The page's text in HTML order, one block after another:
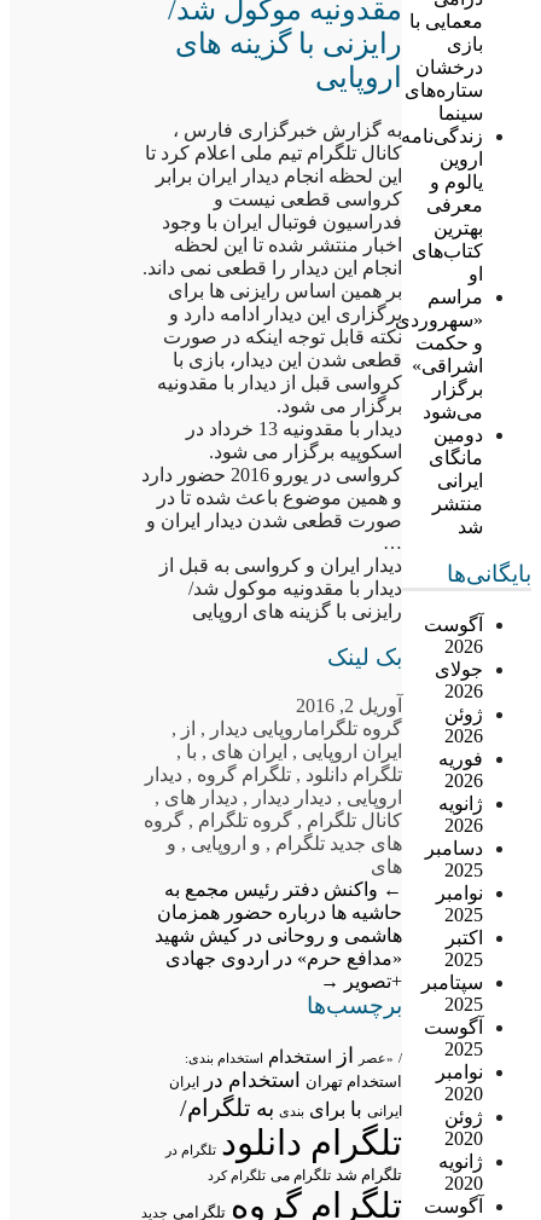
معمایی با
بازی
درخشان
ستاره‌های
سینما
زندگی‌نامه
اروین
یالوم و
معرفی
بهترین
کتاب‌های
او
مراسم
«سهروردی
و حکمت
اشراقی»
برگزار
می‌شود
دومین
مانگای
ایرانی
منتشر
شد
بایگانی‌ها
آگوست
2026
جولای
2026
ژوئن
2026
فوریه
2026
ژانویه
2026
دسامبر
2025
نوامبر
2025
اکتبر
2025
سپتامبر
2025
آگوست
2025
نوامبر
2020
ژوئن
2020
ژانویه
2020
آگوست
مقدونیه موکول شد/
رایزنی با گزینه های
اروپایی
به گزارش خبرگزاری فارس ،
کانال تلگرام تیم ملی اعلام کرد تا
این لحظه انجام دیدار ایران برابر
کرواسی قطعی نیست و
فدراسیون فوتبال ایران با وجود
اخبار منتشر شده تا این لحظه
انجام این دیدار را قطعی نمی داند.
بر همین اساس رایزنی ها برای
برگزاری این دیدار ادامه دارد و
نکته قابل توجه اینکه در صورت
قطعی شدن این دیدار، بازی با
کرواسی قبل از دیدار با مقدونیه
برگزار می شود.
دیدار با مقدونیه 13 خرداد در
اسکوپیه برگزار می شود.
کرواسی در یورو 2016 حضور دارد
و همین موضوع باعث شده تا در
صورت قطعی شدن دیدار ایران و
…
دیدار ایران و کرواسی به قبل از
دیدار با مقدونیه موکول شد/
رایزنی با گزینه های اروپایی
بک لینک
آوریل 2, 2016
گروه تلگراماروپایی دیدار , از ,
ایران اروپایی , ایران های , با ,
تلگرام دانلود , تلگرام گروه , دیدار
اروپایی , دیدار دیدار , دیدار های ,
کانال تلگرام , گروه تلگرام , گروه
های جدید تلگرام , و اروپایی , و
های
← واکنش دفتر رئیس مجمع به
حاشیه ها درباره حضور همزمان
هاشمی و روحانی در کیش شهید
«مدافع حرم» در اردوی جهادی
+تصویر
→
برچسب‌ها
/ «عصر از استخدام استخدام بندی:
استخدام تهران استخدام در ایران
ایرانی با برای بندی به تلگرام/
تلگرام دانلود تلگرام در
تلگرام شد تلگرام می تلگرام کرد
تلگرام گروه تلگرامی جدید